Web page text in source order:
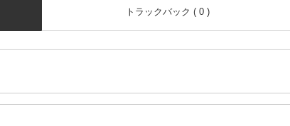
トラックバック ( 0 )